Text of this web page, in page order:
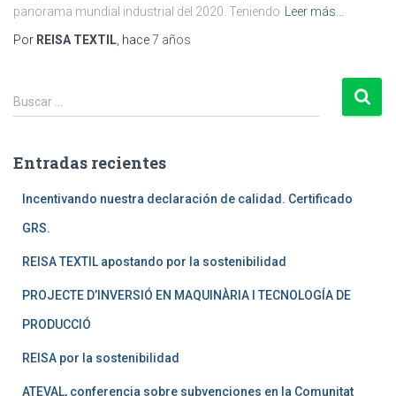
panorama mundial industrial del 2020. Teniendo
Leer más…
Por REISA TEXTIL , hace7 años
B
u
a
Buscar …
Entradas recientes
Incentivando nuestra declaración de calidad. Certificado
GRS.
REISA TEXTIL apostando por la sostenibilidad
PROJECTE D’INVERSIÓ EN MAQUINÀRIA I TECNOLOGÍA DE
PRODUCCIÓ
REISA por la sostenibilidad
ATEVAL, conferencia sobre subvenciones en la Comunitat